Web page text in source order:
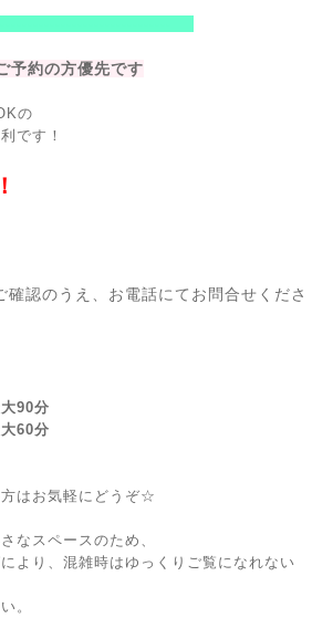
予約の方優先です
の
です！
確認のうえ、お電話にてお問合せくださ
90分
60分
はお気軽にどうぞ☆
なスペースのため、
より、混雑時はゆっくりご覧になれない
。